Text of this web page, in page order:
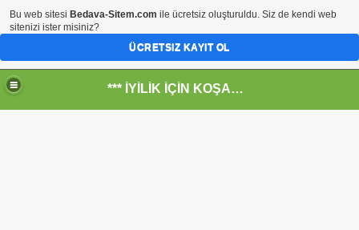
*** İYİLİK İÇİN KOŞANLARIN YERİ***
Bu web sitesi Bedava-Sitem.com ile ücretsiz oluşturuldu. Siz de kendi web
sitenizi ister misiniz?
ÜCRETSIZ KAYIT OL